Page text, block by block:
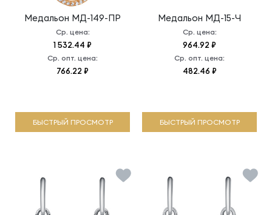
Медальон МД-149-ПР
Ср. цена:
1 532.44 ₽
Ср. опт. цена:
766.22 ₽
БЫСТРЫЙ ПРОСМОТР
Медальон МД-15-Ч
Ср. цена:
964.92 ₽
Ср. опт. цена:
482.46 ₽
БЫСТРЫЙ ПРОСМОТР